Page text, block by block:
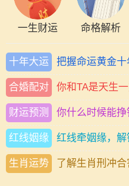
一生财运 命格解析
十年大运 把握命运黄金
合婚配对 你和TA是天生
财运预测 你什么时候能挣
红线姻缘 红线牵姻缘，
生肖运势 了解生肖刑冲
1961